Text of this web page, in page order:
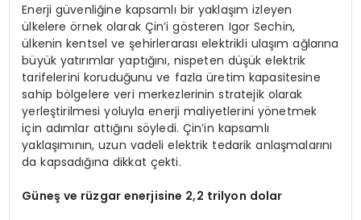
Enerji güvenliğine kapsamlı bir yaklaşım izleyen
ülkelere örnek olarak Çin’i gösteren Igor Sechin,
ülkenin kentsel ve şehirlerarası elektrikli ulaşım ağlarına
büyük yatırımlar yaptığını, nispeten düşük elektrik
tarifelerini koruduğunu ve fazla üretim kapasitesine
sahip bölgelere veri merkezlerinin stratejik olarak
yerleştirilmesi yoluyla enerji maliyetlerini yönetmek
için adımlar attığını söyledi. Çin’in kapsamlı
yaklaşımının, uzun vadeli elektrik tedarik anlaşmalarını
da kapsadığına dikkat çekti.
Güneş ve rüzgar enerjisine 2,2 trilyon dolar